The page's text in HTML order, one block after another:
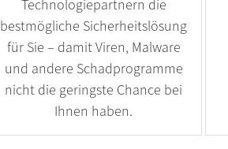
Technologiepartnern die
bestmögliche Sicherheitslösung
für Sie – damit Viren, Malware
und andere Schadprogramme
nicht die geringste Chance bei
Ihnen haben.